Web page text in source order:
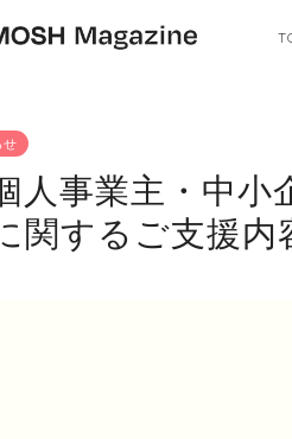
せ
人事業主・中
関するご支援内